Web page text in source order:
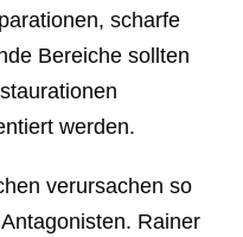
scharfe
Bereiche sollten
werden.
verursachen so
Rainer